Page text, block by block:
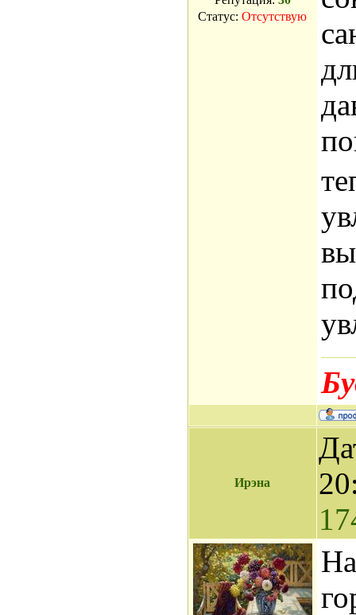
Статус:Отсутствую
Ирэна